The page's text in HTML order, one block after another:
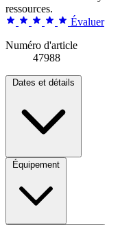
ressources.
Évaluer
Numéro d'article
47988
Dates et détails
Équipement